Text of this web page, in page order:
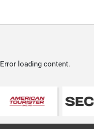
Error loading content.